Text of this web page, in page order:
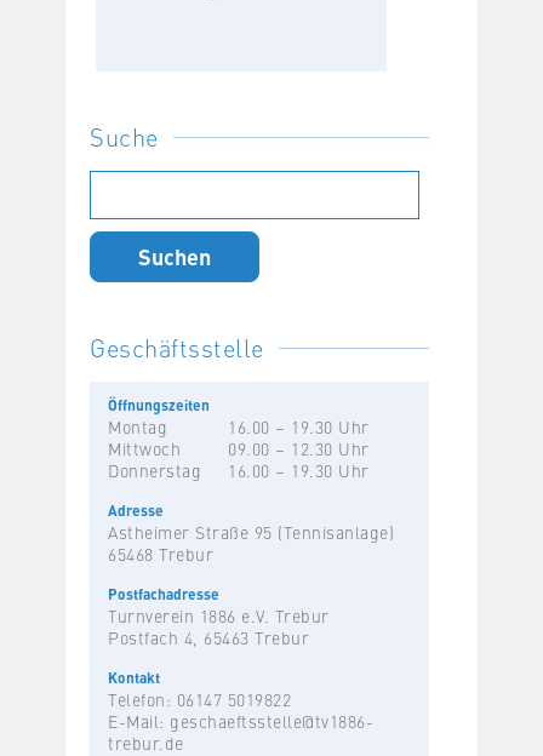
Suche
nach:
Geschäftsstelle
Öffnungszeiten
Montag
16.00 – 19.30 Uhr
Mittwoch
09.00 – 12.30 Uhr
Donnerstag
16.00 – 19.30 Uhr
Adresse
Astheimer Straße 95 (Tennisanlage)
65468 Trebur
Postfachadresse
Turnverein 1886 e.V. Trebur
Postfach 4, 65463 Trebur
Kontakt
Telefon: 06147 5019822
E-Mail: geschaeftsstelle@tv1886-
trebur.de